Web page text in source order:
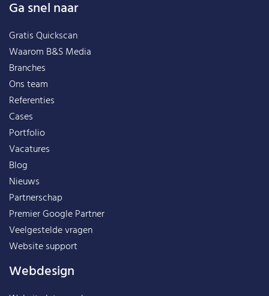
Ga snel naar
Gratis Quickscan
Waarom B&S Media
Branches
Ons team
Referenties
Cases
Portfolio
Vacatures
Blog
Nieuws
Partnerschap
Premier Google Partner
Veelgestelde vragen
Website support
Webdesign